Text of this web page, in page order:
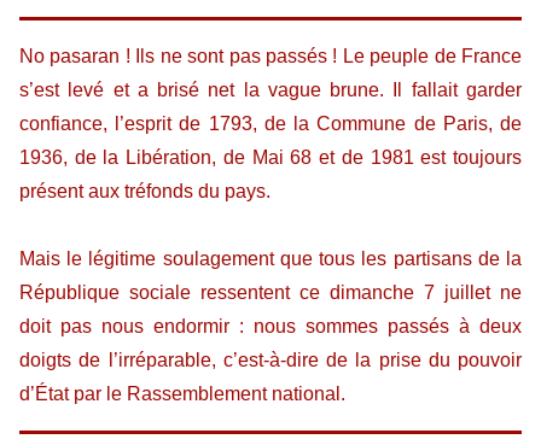
No pasaran ! Ils ne sont pas passés ! Le peuple de France
s’est levé et a brisé net la vague brune. Il fallait garder
confiance, l’esprit de 1793, de la Commune de Paris, de
1936, de la Libération, de Mai 68 et de 1981 est toujours
présent aux tréfonds du pays.
Mais le légitime soulagement que tous les partisans de la
République sociale ressentent ce dimanche 7 juillet ne
doit pas nous endormir : nous sommes passés à deux
doigts de l’irréparable, c’est-à-dire de la prise du pouvoir
d’État par le Rassemblement national.